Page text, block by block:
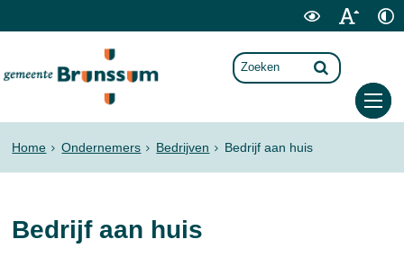
Home Ondernemers Bedrijven Bedrijf aan huis
Bedrijf aan huis